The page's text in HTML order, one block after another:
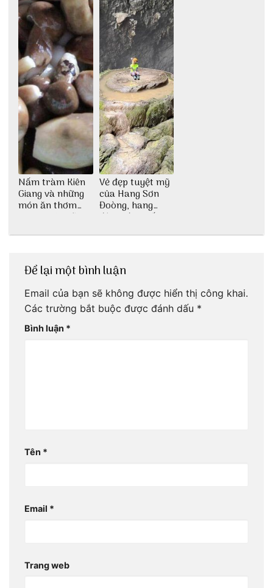
Nấm tràm Kiên
Giang và những
món ăn thơm
ngon khó cưỡng
Vẻ đẹp tuyệt mỹ
của Hang Sơn
Đoòng, hang
động lớn nhất
Để lại một bình luận
Email của bạn sẽ không được hiển thị công khai.
Các trường bắt buộc được đánh dấu *
Bình luận *
Tên *
Email *
Trang web